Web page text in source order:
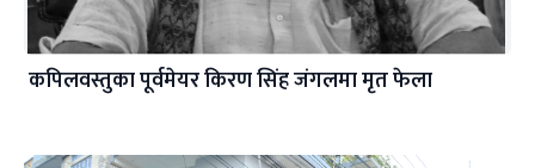
कपिलवस्तुका पूर्वमेयर किरण सिंह जंगलमा मृत फेला